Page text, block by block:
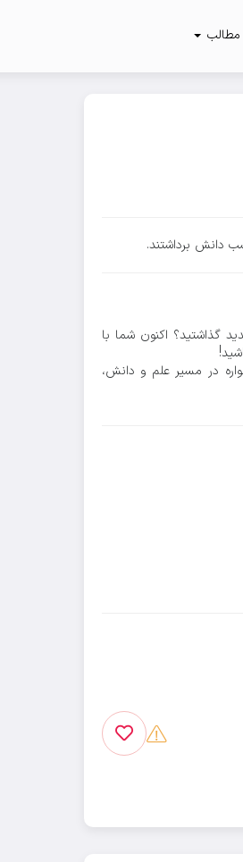
مطالب
۳ ۴۴۱ پارسال
دانش برداشتند.
گذاشتید؟ اکنون شما با
در مسیر علم و دانش،